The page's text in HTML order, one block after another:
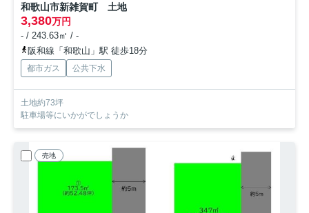
和歌山市新雑賀町 土地
3,380万円
- / 243.63㎡ / -
阪和線「和歌山」駅 徒歩18分
都市ガス 公共下水
土地約73坪
駐車場等にいかがでしょうか
売地